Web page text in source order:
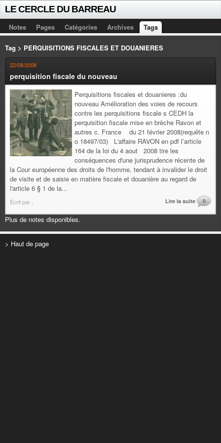
LE CERCLE DU BARREAU
Notes Pages Catégories Archives Tags
Tag > PERQUISITIONS FISCALES ET DOUANIERES
22/08/2008
perquisition fiscale du nouveau
Perquisitions fiscales et douanieres :du
nouveau Amélioration des voies de recours
contre les perquisitions fiscale s CEDH la
perquisition fiscale mise en brèche Ravon et
autres c. France du 21 février 2008(requête n
o 18497/03) L'affaire RAVON en pdf l’article
164 de la loi du 4 aout 2008 tire les
conséquences d'une jurisprudence récente de
la Cour européenne des droits de l'homme, tendant à invalider le droit
de visite et de saisie en matière fiscale et douanière au regard de
l'article 6 § 1 de la...
Écrit par Lire la suite 0
Plus de notes disponibles.
> Haut de page